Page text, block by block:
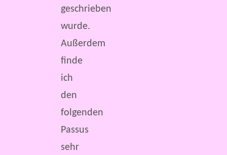
geschrieben
wurde.
Außerdem
finde
ich
den
folgenden
Passus
sehr